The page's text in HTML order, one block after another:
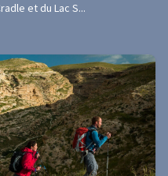
et du Lac S...